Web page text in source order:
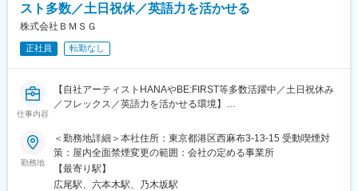
スト多数／土日祝休／英語力を活かせる
株式会社ＢＭＳＧ
正社員 転勤なし
仕事内容
【自社アーティストHANAやBE:FIRST等多数活躍中／土日祝休み
／フレックス／英語力を活かせる環境】
■業務内容：
米国を始めとした各国における、現地音楽プロモーターなどの提
携や交渉、契約の作成や交渉、ライブツアーなどの企画や運営管
理などをご担当いただきます。
勤務地
＜勤務地詳細＞本社住所：東京都港区西麻布3-13-15 受動喫煙対
策：屋内全面禁煙変更の範囲：会社の定める事業所
【最寄り駅】
広尾駅、六本木駅、乃木坂駅